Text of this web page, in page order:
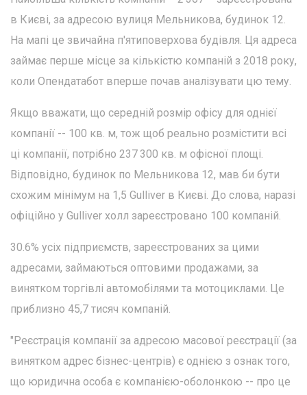
в Києві, за адресою вулиця Мельникова, будинок 12.
На мапі це звичайна п'ятиповерхова будівля. Ця адреса
займає перше місце за кількістю компаній з 2018 року,
коли Опендатабот вперше почав аналізувати цю тему.
Якщо вважати, що середній розмір офісу для однієї
компанії -- 100 кв. м, тож щоб реально розмістити всі
ці компанії, потрібно 237 300 кв. м офісної площі.
Відповідно, будинок по Мельникова 12, мав би бути
схожим мінімум на 1,5 Gulliver в Києві. До слова, наразі
офіційно у Gulliver холл зареєстровано 100 компаній.
30.6% усіх підприємств, зареєстрованих за цими
адресами, займаються оптовими продажами, за
винятком торгівлі автомобілями та мотоциклами. Це
приблизно 45,7 тисяч компаній.
"Реєстрація компанії за адресою масової реєстрації (за
винятком адрес бізнес-центрів) є однією з ознак того,
що юридична особа є компанією-оболонкою -- про це